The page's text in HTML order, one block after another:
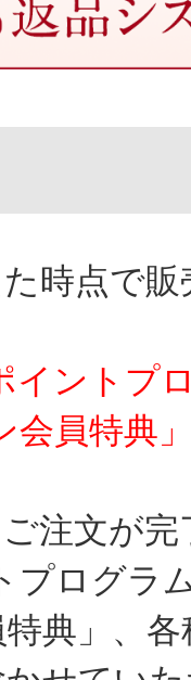
時点で販
ントプ
会員特典
注文が完
プログラ
典」、